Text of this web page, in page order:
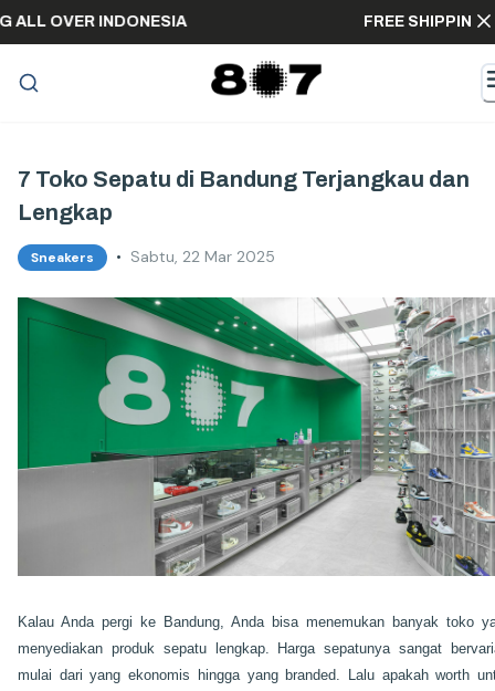
ALL OVER INDONESIA FREE
7 Toko Sepatu di Bandung Terjangkau dan
Lengkap
Sneakers • Sabtu, 22 Mar 2025
Kalau Anda pergi ke Bandung, Anda bisa menemukan banyak toko
menyediakan produk sepatu lengkap. Harga sepatunya sangat
mulai dari yang ekonomis hingga yang branded. Lalu apakah worth